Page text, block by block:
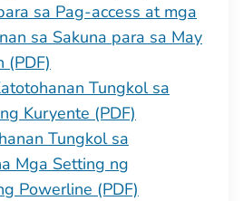
sa Pag-access at mga
sa Sakuna para sa May
(PDF)
Tungkol sa
Kuryente (PDF)
Tungkol sa
Mga Setting ng
Powerline (PDF)